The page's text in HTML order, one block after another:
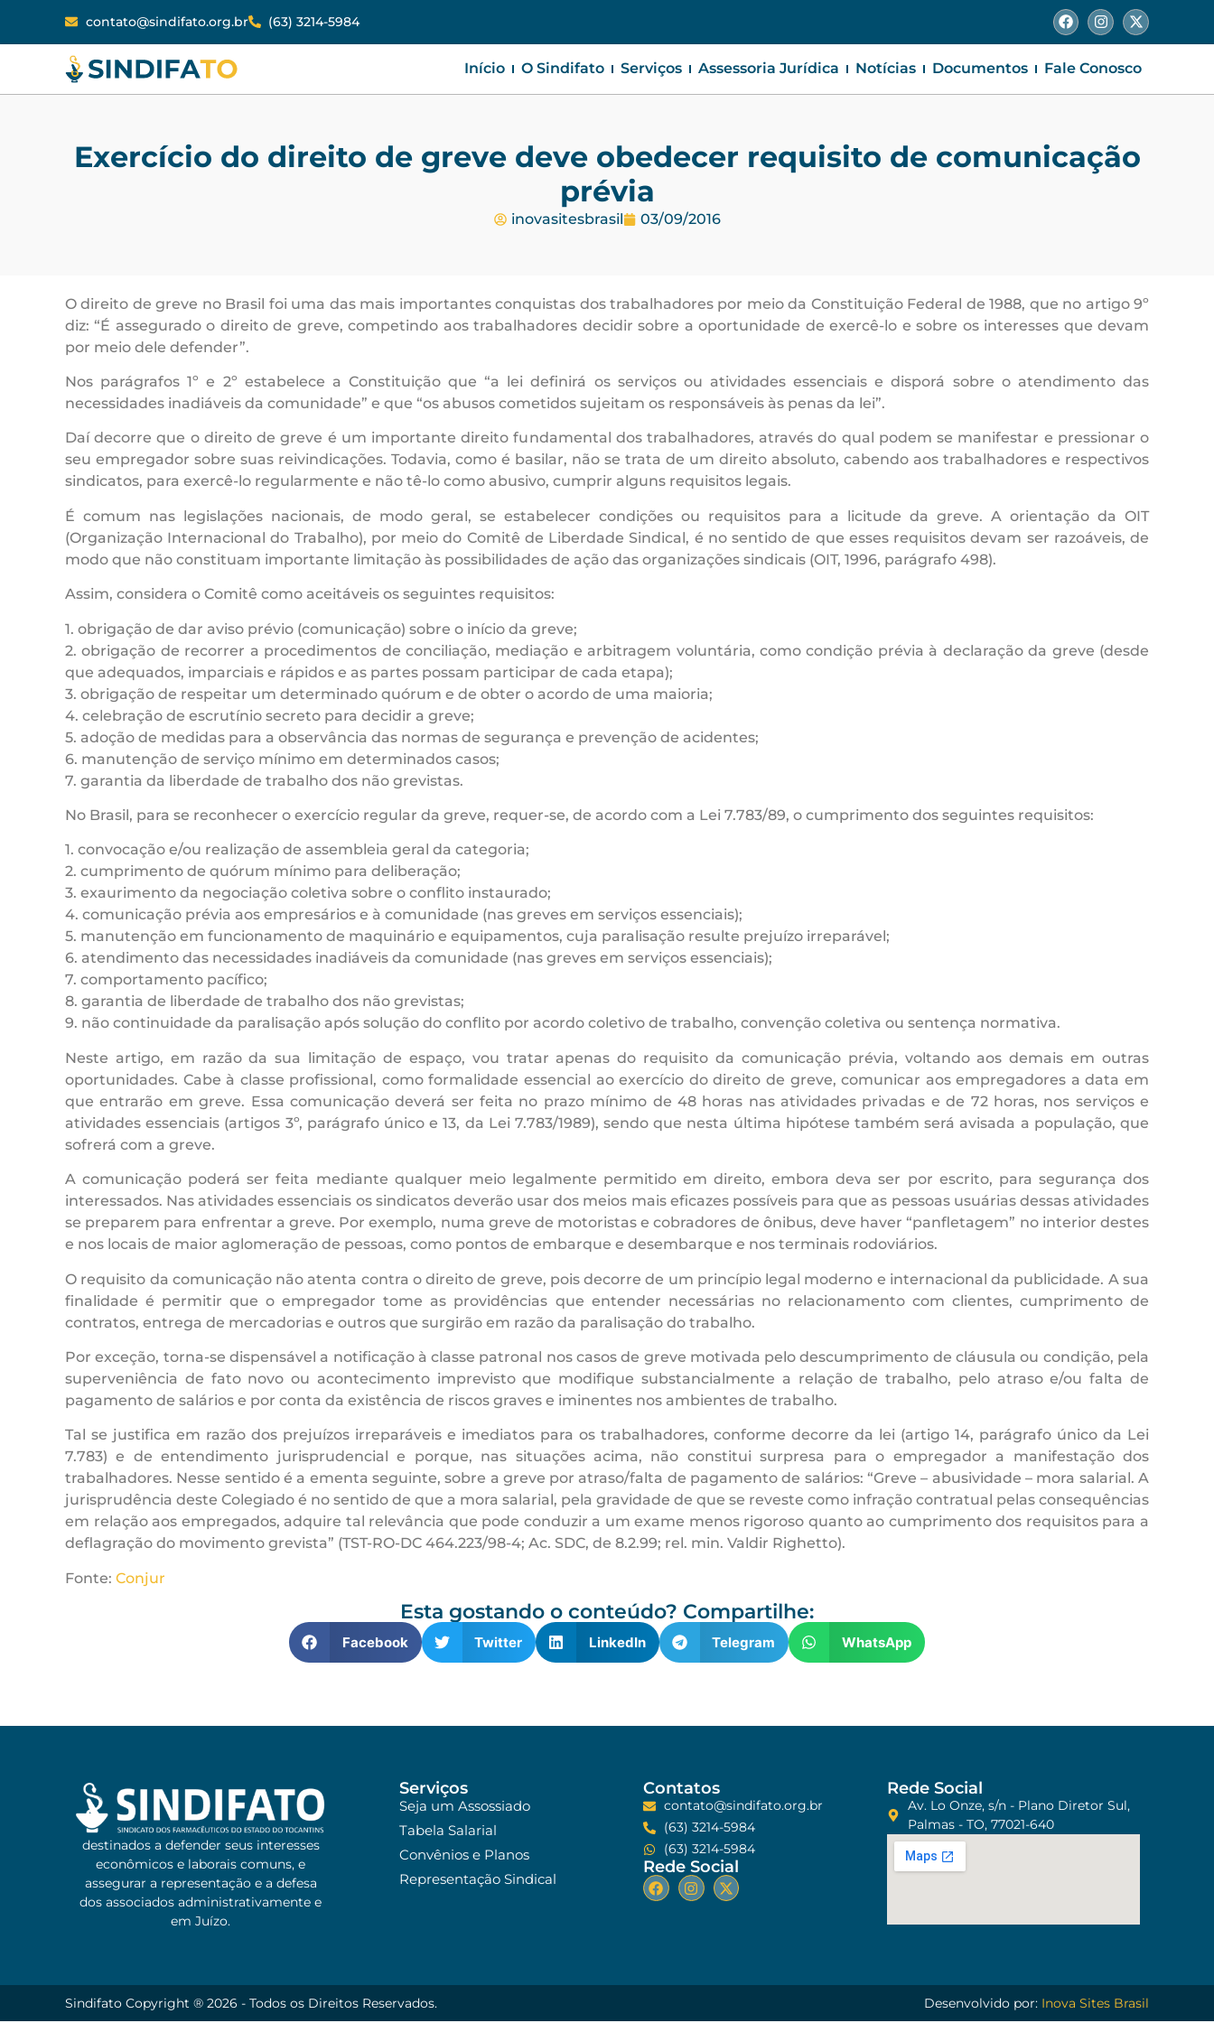
contato@sindifato.org.br (63) 3214-5984
Início O Sindifato Serviços Assessoria Jurídica Notícias Documentos Fale Conosco
Exercício do direito de greve deve obedecer requisito de comunicação
prévia
inovasitesbrasil 03/09/2016
O direito de greve no Brasil foi uma das mais importantes conquistas dos trabalhadores por meio da Constituição Federal de 1988, que no artigo 9º
diz: “É assegurado o direito de greve, competindo aos trabalhadores decidir sobre a oportunidade de exercê-lo e sobre os interesses que devam
por meio dele defender”.
Nos parágrafos 1º e 2º estabelece a Constituição que “a lei definirá os serviços ou atividades essenciais e disporá sobre o atendimento das
necessidades inadiáveis da comunidade” e que “os abusos cometidos sujeitam os responsáveis às penas da lei”.
Daí decorre que o direito de greve é um importante direito fundamental dos trabalhadores, através do qual podem se manifestar e pressionar o
seu empregador sobre suas reivindicações. Todavia, como é basilar, não se trata de um direito absoluto, cabendo aos trabalhadores e respectivos
sindicatos, para exercê-lo regularmente e não tê-lo como abusivo, cumprir alguns requisitos legais.
É comum nas legislações nacionais, de modo geral, se estabelecer condições ou requisitos para a licitude da greve. A orientação da OIT
(Organização Internacional do Trabalho), por meio do Comitê de Liberdade Sindical, é no sentido de que esses requisitos devam ser razoáveis, de
modo que não constituam importante limitação às possibilidades de ação das organizações sindicais (OIT, 1996, parágrafo 498).
Assim, considera o Comitê como aceitáveis os seguintes requisitos:
1. obrigação de dar aviso prévio (comunicação) sobre o início da greve;
2. obrigação de recorrer a procedimentos de conciliação, mediação e arbitragem voluntária, como condição prévia à declaração da greve (desde
que adequados, imparciais e rápidos e as partes possam participar de cada etapa);
3. obrigação de respeitar um determinado quórum e de obter o acordo de uma maioria;
4. celebração de escrutínio secreto para decidir a greve;
5. adoção de medidas para a observância das normas de segurança e prevenção de acidentes;
6. manutenção de serviço mínimo em determinados casos;
7. garantia da liberdade de trabalho dos não grevistas.
No Brasil, para se reconhecer o exercício regular da greve, requer-se, de acordo com a Lei 7.783/89, o cumprimento dos seguintes requisitos:
1. convocação e/ou realização de assembleia geral da categoria;
2. cumprimento de quórum mínimo para deliberação;
3. exaurimento da negociação coletiva sobre o conflito instaurado;
4. comunicação prévia aos empresários e à comunidade (nas greves em serviços essenciais);
5. manutenção em funcionamento de maquinário e equipamentos, cuja paralisação resulte prejuízo irreparável;
6. atendimento das necessidades inadiáveis da comunidade (nas greves em serviços essenciais);
7. comportamento pacífico;
8. garantia de liberdade de trabalho dos não grevistas;
9. não continuidade da paralisação após solução do conflito por acordo coletivo de trabalho, convenção coletiva ou sentença normativa.
Neste artigo, em razão da sua limitação de espaço, vou tratar apenas do requisito da comunicação prévia, voltando aos demais em outras
oportunidades. Cabe à classe profissional, como formalidade essencial ao exercício do direito de greve, comunicar aos empregadores a data em
que entrarão em greve. Essa comunicação deverá ser feita no prazo mínimo de 48 horas nas atividades privadas e de 72 horas, nos serviços e
atividades essenciais (artigos 3º, parágrafo único e 13, da Lei 7.783/1989), sendo que nesta última hipótese também será avisada a população, que
sofrerá com a greve.
A comunicação poderá ser feita mediante qualquer meio legalmente permitido em direito, embora deva ser por escrito, para segurança dos
interessados. Nas atividades essenciais os sindicatos deverão usar dos meios mais eficazes possíveis para que as pessoas usuárias dessas atividades
se preparem para enfrentar a greve. Por exemplo, numa greve de motoristas e cobradores de ônibus, deve haver “panfletagem” no interior destes
e nos locais de maior aglomeração de pessoas, como pontos de embarque e desembarque e nos terminais rodoviários.
O requisito da comunicação não atenta contra o direito de greve, pois decorre de um princípio legal moderno e internacional da publicidade. A sua
finalidade é permitir que o empregador tome as providências que entender necessárias no relacionamento com clientes, cumprimento de
contratos, entrega de mercadorias e outros que surgirão em razão da paralisação do trabalho.
Por exceção, torna-se dispensável a notificação à classe patronal nos casos de greve motivada pelo descumprimento de cláusula ou condição, pela
superveniência de fato novo ou acontecimento imprevisto que modifique substancialmente a relação de trabalho, pelo atraso e/ou falta de
pagamento de salários e por conta da existência de riscos graves e iminentes nos ambientes de trabalho.
Tal se justifica em razão dos prejuízos irreparáveis e imediatos para os trabalhadores, conforme decorre da lei (artigo 14, parágrafo único da Lei
7.783) e de entendimento jurisprudencial e porque, nas situações acima, não constitui surpresa para o empregador a manifestação dos
trabalhadores. Nesse sentido é a ementa seguinte, sobre a greve por atraso/falta de pagamento de salários: “Greve – abusividade – mora salarial. A
jurisprudência deste Colegiado é no sentido de que a mora salarial, pela gravidade de que se reveste como infração contratual pelas consequências
em relação aos empregados, adquire tal relevância que pode conduzir a um exame menos rigoroso quanto ao cumprimento dos requisitos para a
deflagração do movimento grevista” (TST-RO-DC 464.223/98-4; Ac. SDC, de 8.2.99; rel. min. Valdir Righetto).
Fonte: Conjur
Esta gostando o conteúdo? Compartilhe:
Facebook Twitter LinkedIn Telegram WhatsApp
destinados a defender seus interesses
econômicos e laborais comuns, e
assegurar a representação e a defesa
dos associados administrativamente e
em Juízo.
Serviços
Seja um Assossiado
Tabela Salarial
Convênios e Planos
Representação Sindical
Contatos
contato@sindifato.org.br
(63) 3214-5984
(63) 3214-5984
Rede Social
Rede Social
Av. Lo Onze, s/n - Plano Diretor Sul,
Palmas - TO, 77021-640
Sindifato Copyright ® 2026 - Todos os Direitos Reservados. Desenvolvido por: Inova Sites Brasil